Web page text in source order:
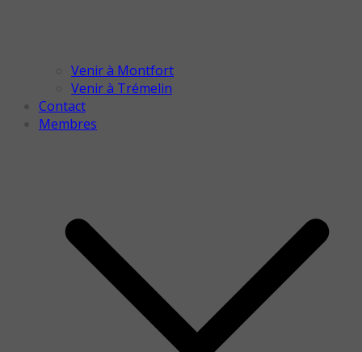
Venir à Montfort
Venir à Trémelin
Contact
Membres